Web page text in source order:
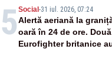
5 Social-31 iul. 2026, 07:24
Alertă aeriană la
oară în 24 de ore.
Eurofighter britanice